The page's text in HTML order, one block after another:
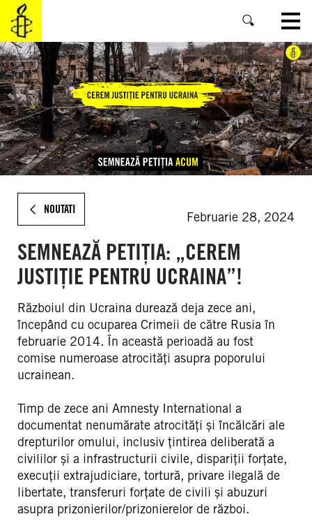
SKIP
MAIN
CONTENT
.
NOUTATI
Februarie 28, 2024
SEMNEAZĂ PETIȚIA: „CEREM
JUSTIȚIE PENTRU UCRAINA”!
Războiul din Ucraina durează deja zece ani,
începând cu ocuparea Crimeii de către Rusia în
februarie 2014. În această perioadă au fost
comise numeroase atrocități asupra poporului
ucrainean.
Timp de zece ani Amnesty International a
documentat nenumărate atrocități și încălcări ale
drepturilor omului, inclusiv țintirea deliberată a
civililor și a infrastructurii civile, dispariții forțate,
execuții extrajudiciare, tortură, privare ilegală de
libertate, transferuri forțate de civili și abuzuri
asupra prizonierilor/prizonierelor de război.